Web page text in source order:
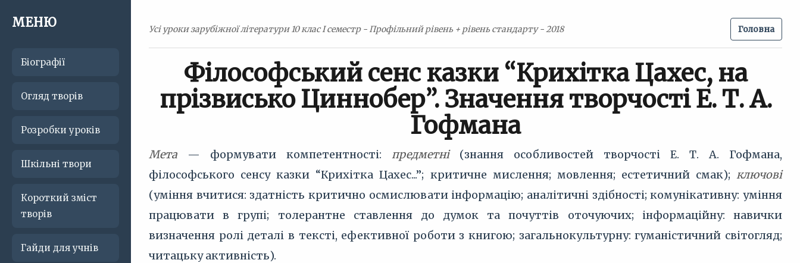
МЕНЮ
Біографії
Огляд творів
Розробки уроків
Шкільні твори
Короткий зміст
творів
Гайди для учнів
Усі уроки зарубіжної літератури 10 клас I семестр - Профільний рівень + рівень стандарту - 2018 Головна
Філософський сенс казки “Крихітка Цахес, на
прізвисько Циннобер”. Значення творчості Е. Т. А.
Гофмана
Мета — формувати компетентності: предметні(знання особливостей творчості Е. Т. А. Гофмана,
філософського сенсу казки “Крихітка Цахес...”; критичне мислення; мовлення; естетичний смак); ключові
(уміння вчитися: здатність критично осмислювати інформацію; аналітичні здібності; комунікативну: уміння
працювати в групі; толерантне ставлення до думок та почуттів оточуючих; інформаційну: навички
визначення ролі деталі в тексті, ефективної роботи з книгою; загальнокультурну: гуманістичний світогляд;
читацьку активність).